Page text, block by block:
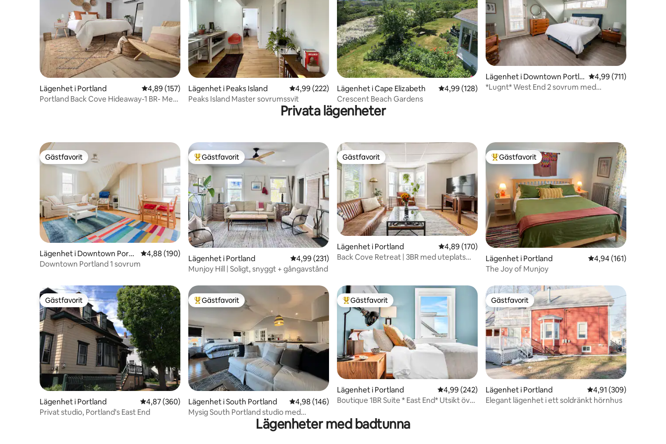
Lägenhet i Portland 4,89 av 5 i genomsnittligt betyg, 157 omdömen
4,89 (157)
Portland Back Cove Hideaway-1 BR- Med
Lägenhet i Peaks Island 4,99 av 5 i genomsnittligt betyg, 222 omdömen
4,99 (222)
Peaks Island Master sovrumssvit
Lägenhet i Cape Elizabeth 4,99 av 5 i genomsnittligt betyg, 128 omdömen
4,99 (128)
Crescent Beach Gardens
Lägenhet i Downtown Portla
nd
4,99 av 5 i
4,99 (711)
*Lugnt* West End 2 sovrum med
Privata lägenheter
Gästfavorit
Gästfavorit
Lägenhet i Downtown Portl
and
4,88 av 5 i genomsnittligt betyg, 190 omdömen
4,88 (190)
Downtown Portland 1 sovrum
Populär gästfavorit
Gästfavorit
Lägenhet i Portland 4,99 av 5 i genomsnittligt betyg, 231 omdömen
4,99 (231)
Munjoy Hill | Soligt, snyggt + gångavstånd
Gästfavorit
Gästfavorit
Lägenhet i Portland 4,89 av 5 i genomsnittligt betyg, 170 omdömen
4,89 (170)
Back Cove Retreat | 3BR med uteplats
Populär gästfavorit
Gästfavorit
Lägenhet i Portland 4,94 av 5 i
4,94 (161)
The Joy of Munjoy
Gästfavorit
Gästfavorit
Lägenhet i Portland 4,87 av 5 i genomsnittligt betyg, 360 omdömen
4,87 (360)
Privat studio, Portland's East End
Populär gästfavorit
Gästfavorit
Lägenhet i South Portland 4,98 av 5 i genomsnittligt betyg, 146 omdömen
4,98 (146)
Mysig South Portland studio med
dubbelsäng! REG107
Populär gästfavorit
Gästfavorit
Lägenhet i Portland 4,99 av 5 i genomsnittligt betyg, 242 omdömen
4,99 (242)
Boutique 1BR Suite * East End* Utsikt över
Gästfavorit
Gästfavorit
Lägenhet i Portland 4,91 av 5 i
4,91 (309)
Elegant lägenhet i ett soldränkt hörnhus
Lägenheter med badtunna